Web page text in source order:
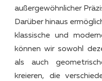
außergewöhnlicher
Darüber hinaus
klassische und
können wir sowohl
als auch
kreieren, die